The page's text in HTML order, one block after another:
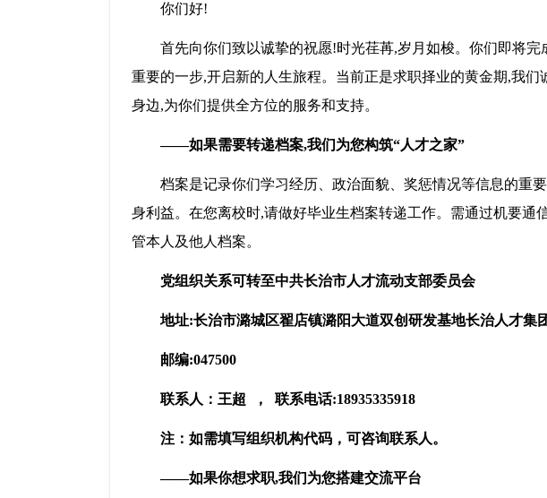
你们好!
首先向你们致以诚挚的祝愿!时光荏苒,岁月如梭。 你们即将完
重要的一步,开启新的人生旅程。 当前正是求职择业的黄金期,我
身边,为你们提供全方位的服务和支持。
——如果需要转递档案,我们为您构筑“人才之家”
档案是记录你们学习经历、政治面貌、奖惩情况等信息的重
身利益。在您离校时,请做好毕业生档案转递工作。需通过机要通
管本人及他人档案。
党组织关系可转至中共长治市人才流动支部委员会
地址:长治市潞城区翟店镇潞阳大道双创研发基地长治人才集
邮编:047500
联系人：王超 ， 联系电话:18935335918
注：如需填写组织机构代码，可咨询联系人。
——如果你想求职,我们为您搭建交流平台